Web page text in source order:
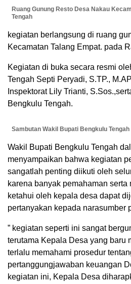
Ruang Gunung Resto Desa Nakau
Tengah
kegiatan berlangsung di ruang
Kecamatan Talang Empat. pada
Kegiatan di buka secara resmi
Tengah Septi Peryadi, S.TP.,
Inspektorat Lily Trianti,
Bengkulu Tengah.
Sambutan Wakil Bupati Bengkulu Tengah
Wakil Bupati Bengkulu Tengah
menyampaikan bahwa kegiatan
sangatlah penting diikuti oleh
karena banyak pemahaman serta
ketahui oleh kepala desa dapat
pertanyakan kepada narasumber
” kegiatan seperti ini sangat
terutama Kepala Desa yang baru
terlalu memahami prosedur
pertanggungjawaban keuangan
kegiatan ini, Kepala Desa